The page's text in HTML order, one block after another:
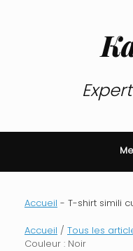
Accueil - T-shirt simili
Accueil / Tous les
Couleur : Noir